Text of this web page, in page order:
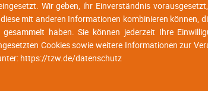
Wir geben, ihr Einverständnis
mit anderen Informationen kombinieren können,
haben. Sie können jederzeit Ihre
Cookies sowie weitere Informationen zur
https://tzw.de/datenschutz